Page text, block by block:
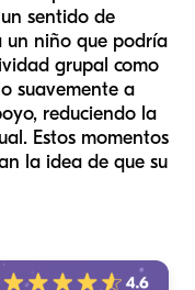
sentido de
un niño que podría
grupal como
suavemente a
reduciendo la
Estos momentos
la idea de que su